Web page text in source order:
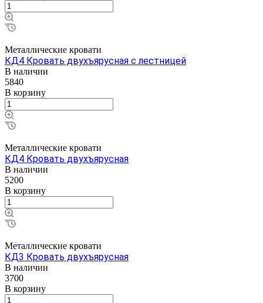
Металлические кровати
КД4 Кровать двухъярусная с лестницей
В наличии
5840
В корзину
Металлические кровати
КД4 Кровать двухъярусная
В наличии
5200
В корзину
Металлические кровати
КД3 Кровать двухъярусная
В наличии
3700
В корзину